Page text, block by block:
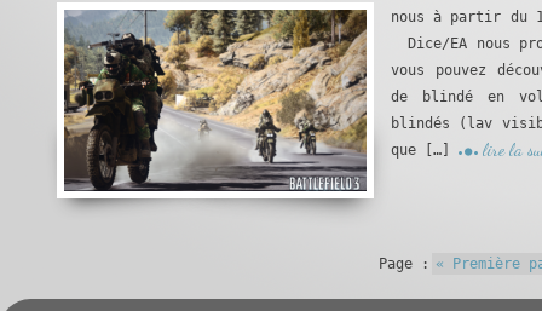
nous à partir du
Dice/EA nous
vous pouvez
de blindé en
blindés (lav
que […]
lire la
Page : « Première